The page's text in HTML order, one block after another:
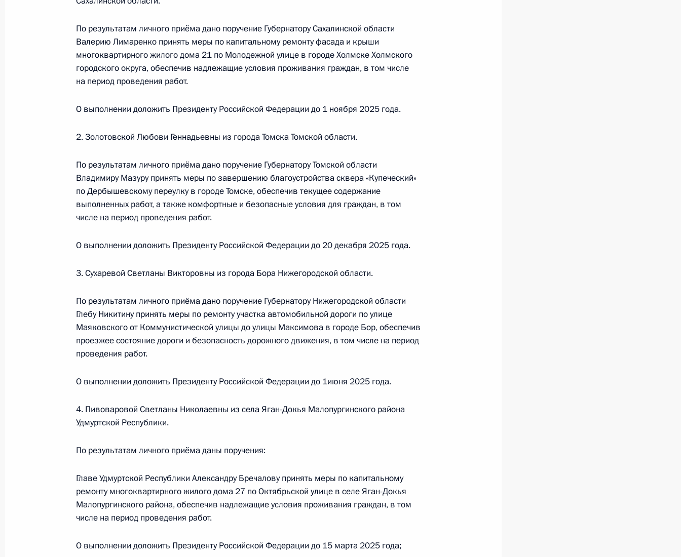
11 декабря 2024 года, 16:45
Исполнено поручение (меры приняты), данное по итогам личного приёма в режиме
видео-конференц-связи жительницы Республики Башкортостан, проведённого
по поручению Президента Российской Федерации первым заместителем
Руководителя Администрации Президента Российской Федерации Алексеем
Громовым в Приёмной Президента Российской Федерации по приёму граждан
в Москве 17 января 2024 года
11 декабря 2024 года, 16:45
Исполнено поручение (меры приняты), данное по итогам личного приёма в режиме
видео-конференц-связи жительницы города Москвы, проведённого по поручению
Президента Российской Федерации Мэром Москвы Сергеем Собяниным
в Приёмной Президента Российской Федерации по приёму граждан в Москве
11 декабря 2024 года, 16:44
Продлён контроль исполнения поручения, данного по итогам личного приёма
в режиме видео-конференц-связи жительницы Республики Карелия, проведённого
по поручению Президента Российской Федерации советником Президента
Российской Федерации Антоном Кобяковым в Приёмной Президента Российской
Федерации по приёму граждан в Москве 21 января 2022 года
Продлён контроль исполнения поручений, данных по итогам личного приёма
в режиме видео-конференц-связи жителя Псковской области, проведённого
по поручению Президента Российской Федерации начальником Управления
Президента Российской Федерации по приграничному сотрудничеству в Приёмной
Президента Российской Федерации по приёму граждан в Москве 26 октября
2018 года
11 декабря 2024 года, 16:41
Продлён контроль исполнения поручения, данного по итогам личного приёма
По результатам личного приёма дано поручение Губернатору Сахалинской области
Валерию Лимаренко принять меры по капитальному ремонту фасада и крыши
многоквартирного жилого дома 21 по Молодежной улице в городе Холмске Холмского
городского округа, обеспечив надлежащие условия проживания граждан, в том числе
на период проведения работ.
О выполнении доложить Президенту Российской Федерации до 1 ноября 2025 года.
2. Золотовской Любови Геннадьевны из города Томска Томской области.
По результатам личного приёма дано поручение Губернатору Томской области
Владимиру Мазуру принять меры по завершению благоустройства сквера «Купеческий»
по Дербышевскому переулку в городе Томске, обеспечив текущее содержание
выполненных работ, а также комфортные и безопасные условия для граждан, в том
числе на период проведения работ.
О выполнении доложить Президенту Российской Федерации до 20 декабря 2025 года.
3. Сухаревой Светланы Викторовны из города Бора Нижегородской области.
По результатам личного приёма дано поручение Губернатору Нижегородской области
Глебу Никитину принять меры по ремонту участка автомобильной дороги по улице
Маяковского от Коммунистической улицы до улицы Максимова в городе Бор, обеспечив
проезжее состояние дороги и безопасность дорожного движения, в том числе на период
проведения работ.
О выполнении доложить Президенту Российской Федерации до 1июня 2025 года.
4. Пивоваровой Светланы Николаевны из села Яган-Докья Малопургинского района
Удмуртской Республики.
По результатам личного приёма даны поручения:
Главе Удмуртской Республики Александру Бречалову принять меры по капитальному
ремонту многоквартирного жилого дома 27 по Октябрьской улице в селе Яган-Докья
Малопургинского района, обеспечив надлежащие условия проживания граждан, в том
числе на период проведения работ.
О выполнении доложить Президенту Российской Федерации до 15 марта 2025 года;